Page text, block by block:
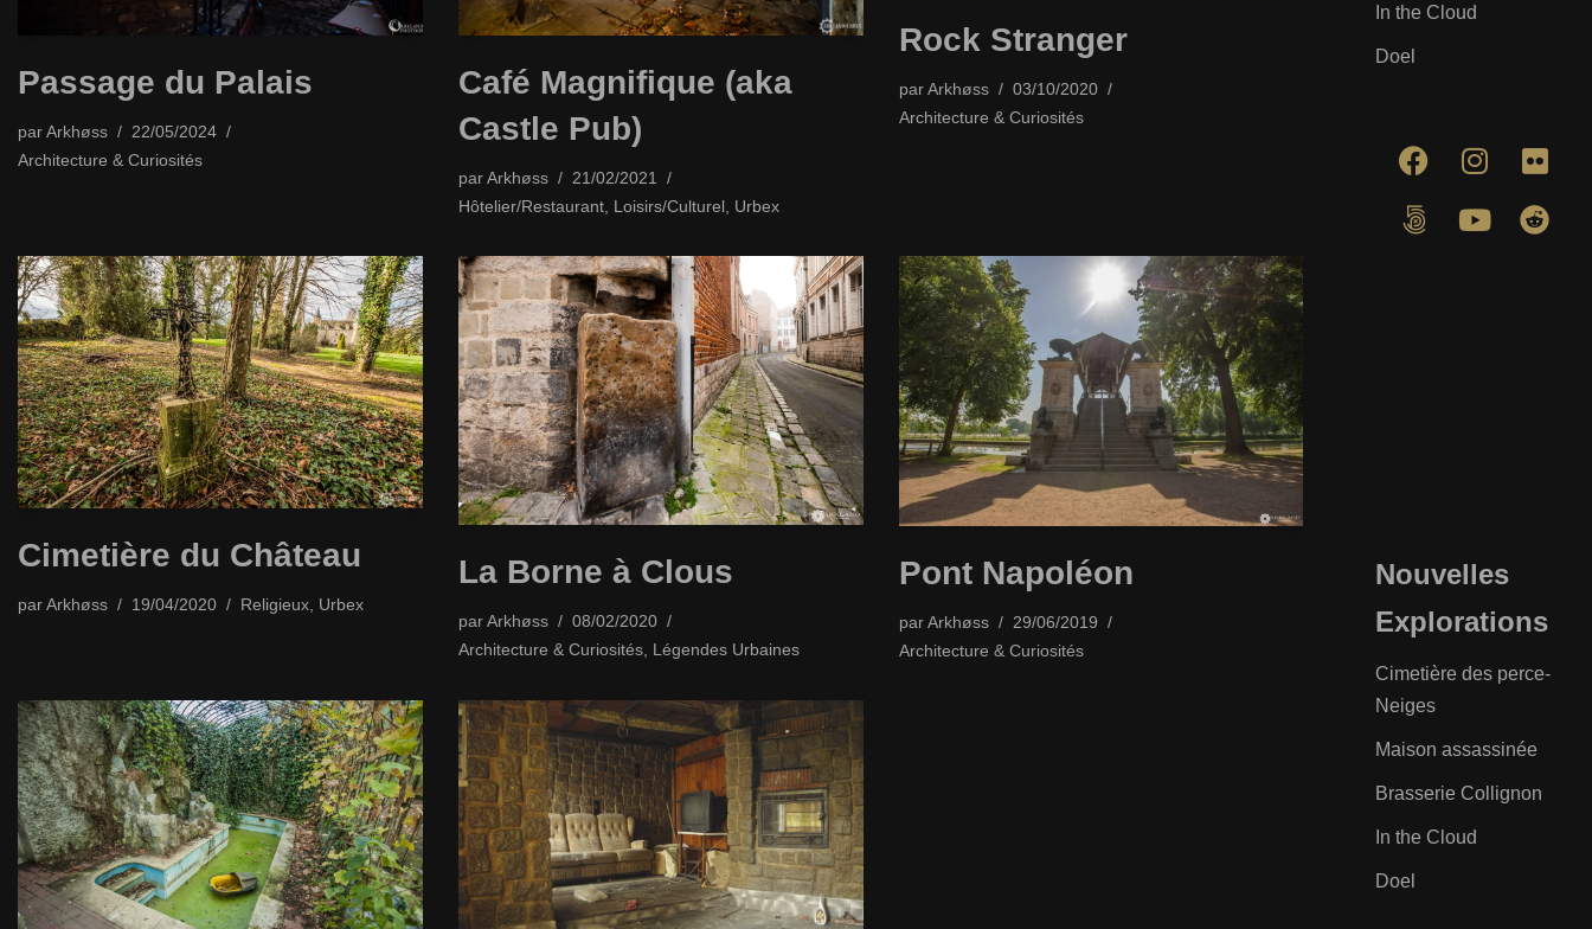
Passage du Palais
parArkhøss
22/05/2024
Architecture & Curiosités
Café Magnifique (aka
Castle Pub)
parArkhøss
21/02/2021
Hôtelier/Restaurant, Loisirs/Culturel, Urbex
Rock Stranger
parArkhøss
03/10/2020
Architecture & Curiosités
Cimetière du Château
parArkhøss 19/04/2020 Religieux Urbex
La Borne à Clous
parArkhøss
08/02/2020
Architecture & Curiosités, Légendes Urbaines
Pont Napoléon
parArkhøss
29/06/2019
Architecture & Curiosités
In the Cloud
Doel
Nouvelles
Explorations
Cimetière des perce-
Neiges
Maison assassinée
Brasserie Collignon
In the Cloud
Doel